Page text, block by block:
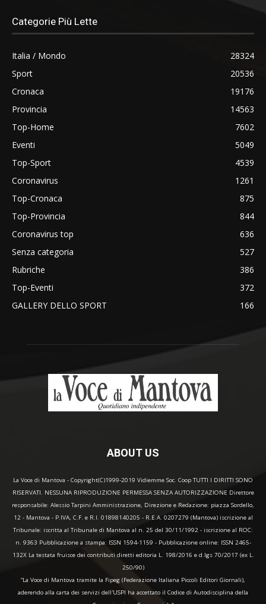
Categorie Più Lette
Italia / Mondo
28324
Sport
20536
Cronaca
19176
Provincia
14563
Top-Home
7602
Eventi
5049
Top-Sport
4539
Coronavirus
1261
Top-Cronaca
875
Top-Provincia
844
Coronavirus top
636
Senza categoria
527
Rubriche
386
Top-Eventi
372
GALLERY DELLO SPORT
166
ABOUT US
La Voce di Mantova - Copyright(C)1999-2019 Vidiemme Soc. Coop TUTTI I DIRITTI SONO
RISERVATI. NESSUNA RIPRODUZIONE PERMESSA SENZA AUTORIZZAZIONE Direttore
responsabile: Alessio Tarpini Amministrazione, Direzione e Redazione: piazza Sordello,
12 - Mantova - P.IVA, C.F. e R.I. 01898140205 - R.E.A. 0207279 (Mantova) iscrizione al
Tribunale: iscritta al Tribunale di Mantova al n. 25 del 30/11/1992 - iscrizione al ROC:
n. 9363 Pubblicazione a stampa: ISSN 1594-1159 - Pubblicazione online: ISSN 2465-
132X La testata fruisce dei contributi diretti editoria L. 198/2016 e d.lgs 70/2017 (ex L.
250/90)
“La Voce di Mantova tramite la Fipeg (Federazione Italiana Piccoli Editori Giornali),
aderendo alla carta dei servizi dell'USPI ha accettato il Codice di Autodisciplina della